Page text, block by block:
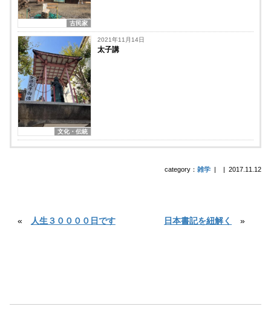
古民家
文化・伝統
2021年11月14日
太子講
category：雑学 | |2017.11.12
« 人生３００００日です 日本書記を紐解く »